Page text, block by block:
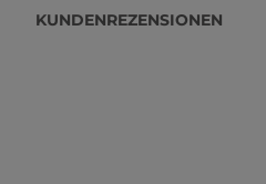
KUNDENREZENSIONEN